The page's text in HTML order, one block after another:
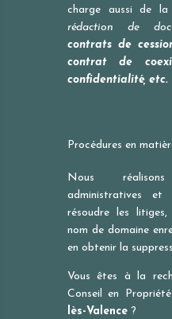
charge aussi de la
rédaction de
contrats de
contrat de
confidentialité, etc.
Procédures en
Nous
administratives et
résoudre les
nom de domaine
en obtenir la
Vous êtes à la
Conseil en
lès-Valence?